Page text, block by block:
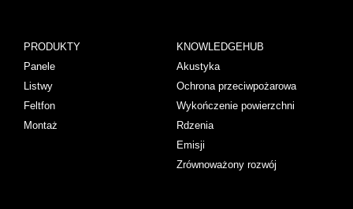
PRODUKTY
Panele
Listwy
Feltfon
Montaż
KNOWLEDGEHUB
Akustyka
Ochrona przeciwpożarowa
Wykończenie powierzchni
Rdzenia
Emisji
Zrównoważony rozwój